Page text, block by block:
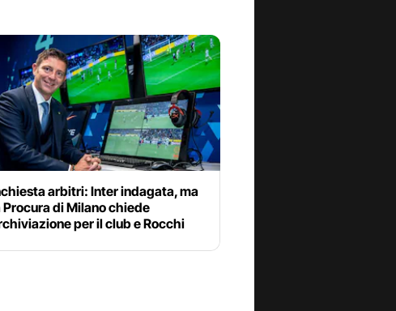
arbitri: Inter indagata, ma
Procura di Milano chiede
per il club e Rocchi